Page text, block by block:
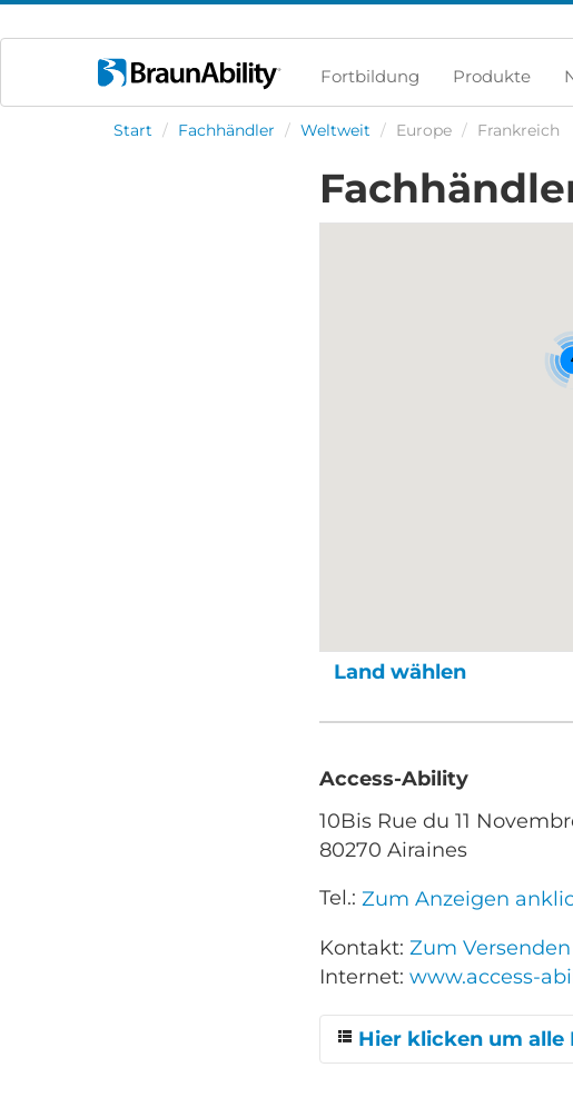
Fortbildung Produkte
Start / Fachhändler / Weltweit / Europe / Frankreich
Land wählen
Access-Ability
10Bis Rue du 11
80270 Airaines
Tel.: Zum Anzeigen
Kontakt: Zum
Internet: www.access-
Hier klicken um